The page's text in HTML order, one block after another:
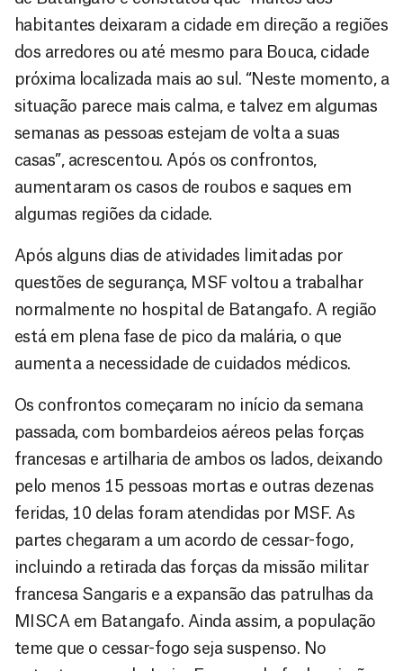
habitantes deixaram a cidade em direção a regiões
dos arredores ou até mesmo para Bouca, cidade
próxima localizada mais ao sul. “Neste momento, a
situação parece mais calma, e talvez em algumas
semanas as pessoas estejam de volta a suas
casas”, acrescentou. Após os confrontos,
aumentaram os casos de roubos e saques em
algumas regiões da cidade.
Após alguns dias de atividades limitadas por
questões de segurança, MSF voltou a trabalhar
normalmente no hospital de Batangafo. A região
está em plena fase de pico da malária, o que
aumenta a necessidade de cuidados médicos.
Os confrontos começaram no início da semana
passada, com bombardeios aéreos pelas forças
francesas e artilharia de ambos os lados, deixando
pelo menos 15 pessoas mortas e outras dezenas
feridas, 10 delas foram atendidas por MSF. As
partes chegaram a um acordo de cessar-fogo,
incluindo a retirada das forças da missão militar
francesa Sangaris e a expansão das patrulhas da
MISCA em Batangafo. Ainda assim, a população
teme que o cessar-fogo seja suspenso. No